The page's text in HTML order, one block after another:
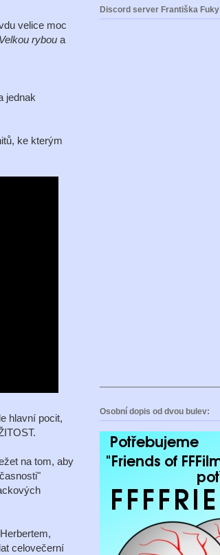
velice moc
Velkou rybou a
jednak
ke kterým
hlavní pocit,
na tom, aby
celovečerní
Discord server Františka Fuky
Osobní dopis od dvou bulev: